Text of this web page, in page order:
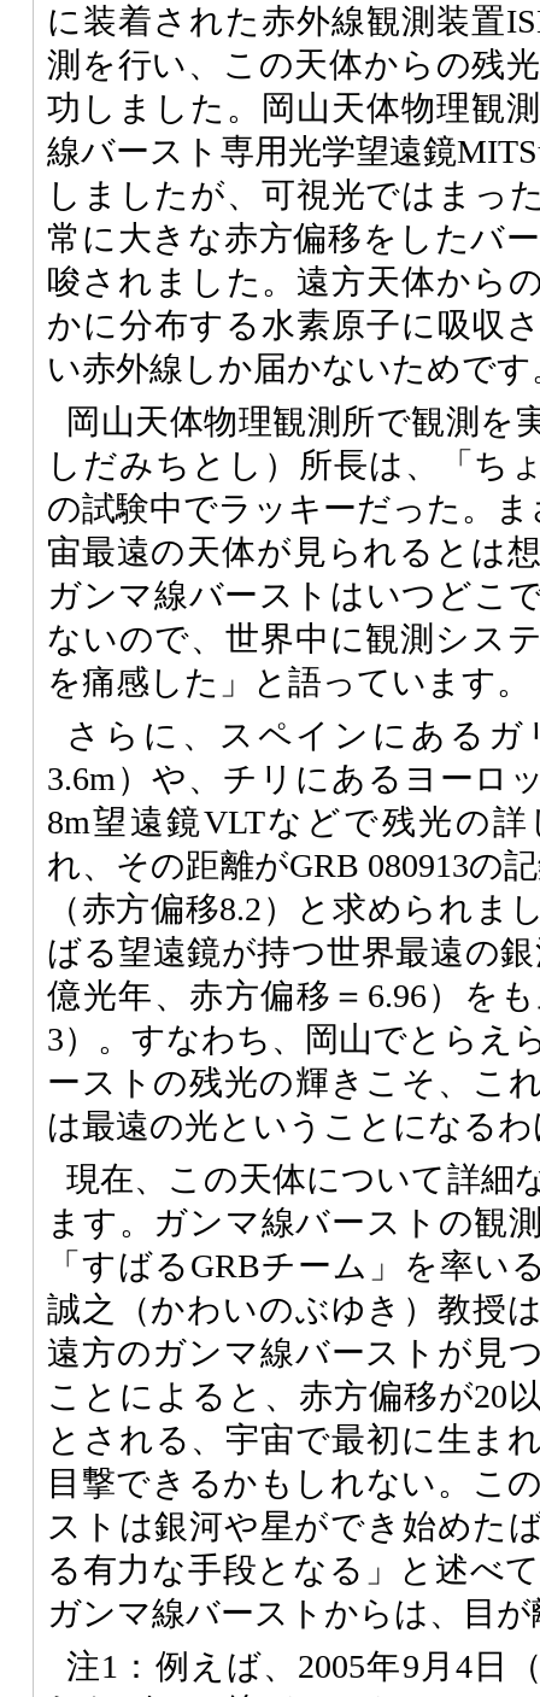
に装着された赤外線観測装置
測を行い、この天体からの残
功しました。岡山天体物理観
線バースト専用光学望遠鏡
しましたが、可視光ではまっ
常に大きな赤方偏移をしたバ
唆されました。遠方天体から
かに分布する水素原子に吸収
い赤外線しか届かないためです
岡山天体物理観測所で観測を
しだみちとし）所長は、「ち
の試験中でラッキーだった。ま
宙最遠の天体が見られるとは
ガンマ線バーストはいつどこ
ないので、世界中に観測シス
を痛感した」と語っています。
さらに、スペインにあるガ
3.6m）や、チリにあるヨーロ
8m望遠鏡VLTなどで残光の
れ、その距離がGRB 080913の
（赤方偏移8.2）と求められま
ばる望遠鏡が持つ世界最遠の
億光年、赤方偏移＝6.96）を
3）。すなわち、岡山でとらえ
ーストの残光の輝きこそ、こ
は最遠の光ということになる
現在、この天体について詳細
ます。ガンマ線バーストの観
「すばるGRBチーム」を率い
誠之（かわいのぶゆき）教授
遠方のガンマ線バーストが見
ことによると、赤方偏移が20
とされる、宇宙で最初に生ま
目撃できるかもしれない。こ
ストは銀河や星ができ始めた
る有力な手段となる」と述べ
ガンマ線バーストからは、目
注1：例えば、2005年9月4日